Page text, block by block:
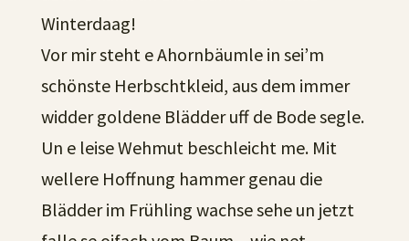
Winterdaag!
Vor mir steht e Ahornbäumle in sei’m
schönste Herbschtkleid, aus dem immer
widder goldene Blädder uff de Bode segle.
Un e leise Wehmut beschleicht me. Mit
wellere Hoffnung hammer genau die
Blädder im Frühling wachse sehe un jetzt